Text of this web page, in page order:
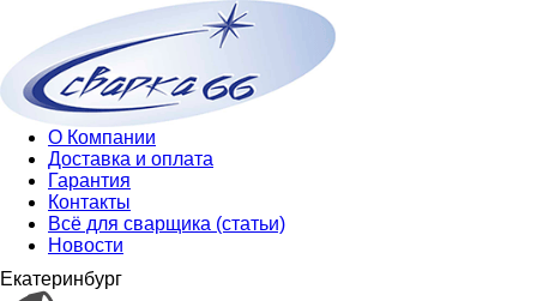
О Компании
Доставка и оплата
Гарантия
Контакты
Всё для сварщика (статьи)
Новости
Екатеринбург